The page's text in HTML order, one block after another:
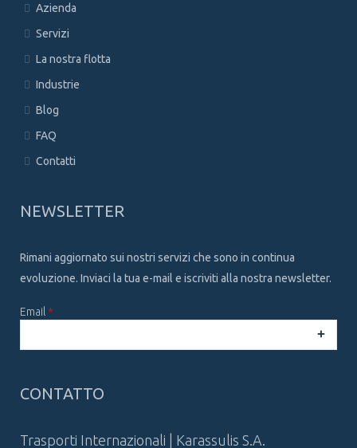
Azienda
Servizi
La nostra flotta
Industrie
Blog
FAQ
Contatti
NEWSLETTER
Rimani aggiornato sui nostri servizi che sono in continua
evoluzione. Inviaci la tua e-mail e iscriviti alla nostra newsletter.
Email *
question is
not you are a
CONTATTO
Trasporti Internazionali | Karassulis S.A.